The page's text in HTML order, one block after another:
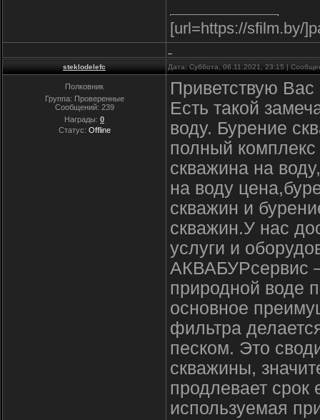
[url=https://sfilm.by/
steklodelefc Дата: Суббота, 06.11.2021, 23:15 |
Полковник
Группа: Проверенные
Сообщений: 239
Награды: 0
Статус: Offline
Приветствую Вас
Есть такой
воду. Бурение
полный комплекс
скважина на
на воду
скважин и
скважин.У нас
услуги и
АКВАБУРсервис –
природной воде
основное
фильтра
песком. Это
скважины,
продлевает
используемая